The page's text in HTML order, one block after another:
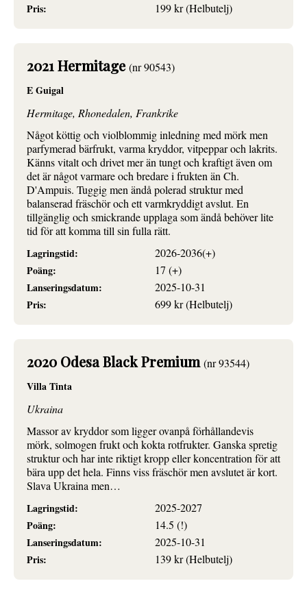
Pris:
199 kr (Helbutelj)
2021 Hermitage (nr 90543)
E Guigal
Hermitage, Rhonedalen, Frankrike
Något köttig och violblommig inledning med mörk men
parfymerad bärfrukt, varma kryddor, vitpeppar och lakrits.
Känns vitalt och drivet mer än tungt och kraftigt även om
det är något varmare och bredare i frukten än Ch.
D'Ampuis. Tuggig men ändå polerad struktur med
balanserad fräschör och ett varmkryddigt avslut. En
tillgänglig och smickrande upplaga som ändå behöver lite
tid för att komma till sin fulla rätt.
Lagringstid:
2026-2036(+)
Poäng:
17 (+)
Lanseringsdatum:
2025-10-31
Pris:
699 kr (Helbutelj)
2020 Odesa Black Premium(nr 93544)
Villa Tinta
Ukraina
Massor av kryddor som ligger ovanpå förhållandevis
mörk, solmogen frukt och kokta rotfrukter. Ganska spretig
struktur och har inte riktigt kropp eller koncentration för att
bära upp det hela. Finns viss fräschör men avslutet är kort.
Slava Ukraina men…
Lagringstid:
2025-2027
Poäng:
14.5 (!)
Lanseringsdatum:
2025-10-31
Pris:
139 kr (Helbutelj)